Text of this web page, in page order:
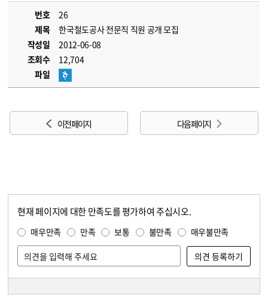
번호
26
제목
한국철도공사 전문직 직원 공개 모집
작성일
2012-06-08
조회수
12,704
파일
이전 페이지 다음 페이지
현재 페이지에 대한 만족도를 평가하여 주십시오.
매우만족 만족 보통 불만족 매우불만족